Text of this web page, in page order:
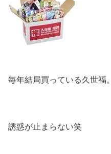
毎年結局買っている久世福。
誘惑が止まらない笑